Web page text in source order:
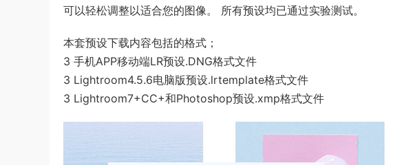
可以轻松调整以适合您的图像。 所有预设均已通过实验测试。
本套预设下载内容包括的格式；
3 手机APP移动端LR预设.DNG格式文件
3 Lightroom4.5.6电脑版预设.lrtemplate格式文件
3 Lightroom7+CC+和Photoshop预设.xmp格式文件